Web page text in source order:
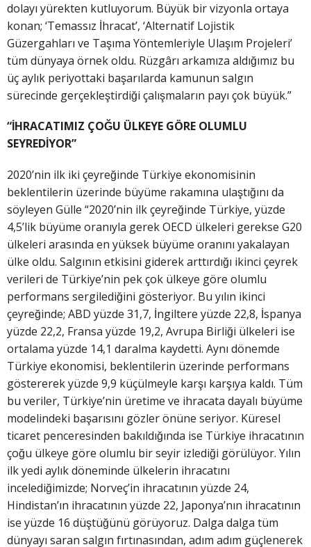
dolayı yürekten kutluyorum. Büyük bir vizyonla ortaya
konan; ‘Temassız İhracat’, ‘Alternatif Lojistik
Güzergahları ve Taşıma Yöntemleriyle Ulaşım Projeleri’
tüm dünyaya örnek oldu. Rüzgârı arkamıza aldığımız bu
üç aylık periyottaki başarılarda kamunun salgın
sürecinde gerçekleştirdiği çalışmaların payı çok büyük.”
“İHRACATIMIZ ÇOĞU ÜLKEYE GÖRE OLUMLU
SEYREDİYOR”
2020’nin ilk iki çeyreğinde Türkiye ekonomisinin
beklentilerin üzerinde büyüme rakamına ulaştığını da
söyleyen Gülle “2020’nin ilk çeyreğinde Türkiye, yüzde
4,5’lik büyüme oranıyla gerek OECD ülkeleri gerekse G20
ülkeleri arasında en yüksek büyüme oranını yakalayan
ülke oldu. Salgının etkisini giderek arttırdığı ikinci çeyrek
verileri de Türkiye’nin pek çok ülkeye göre olumlu
performans sergilediğini gösteriyor. Bu yılın ikinci
çeyreğinde; ABD yüzde 31,7, İngiltere yüzde 22,8, İspanya
yüzde 22,2, Fransa yüzde 19,2, Avrupa Birliği ülkeleri ise
ortalama yüzde 14,1 daralma kaydetti. Aynı dönemde
Türkiye ekonomisi, beklentilerin üzerinde performans
göstererek yüzde 9,9 küçülmeyle karşı karşıya kaldı. Tüm
bu veriler, Türkiye’nin üretime ve ihracata dayalı büyüme
modelindeki başarısını gözler önüne seriyor. Küresel
ticaret penceresinden bakıldığında ise Türkiye ihracatının
çoğu ülkeye göre olumlu bir seyir izlediği görülüyor. Yılın
ilk yedi aylık döneminde ülkelerin ihracatını
incelediğimizde; Norveç’in ihracatının yüzde 24,
Hindistan’ın ihracatının yüzde 22, Japonya’nın ihracatının
ise yüzde 16 düştüğünü görüyoruz. Dalga dalga tüm
dünyayı saran salgın fırtınasından, adım adım güçlenerek